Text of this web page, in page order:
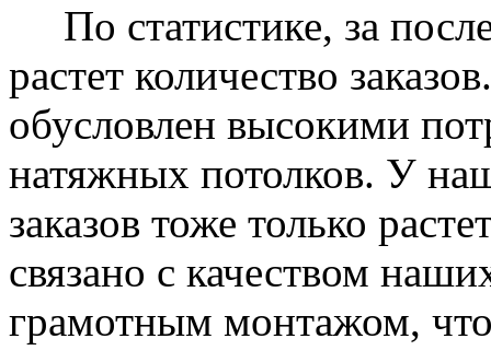
По статистике, за
растет количество
обусловлен высокими
натяжных потолков. У
заказов тоже только
связано с качеством
грамотным монтажом,